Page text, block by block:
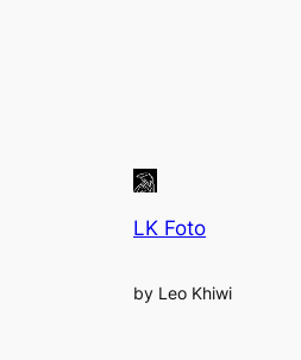
LK Foto
by Leo Khiwi